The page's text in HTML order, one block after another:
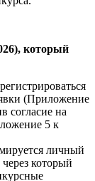
который
(Приложение
согласие на
5 к
личный
который